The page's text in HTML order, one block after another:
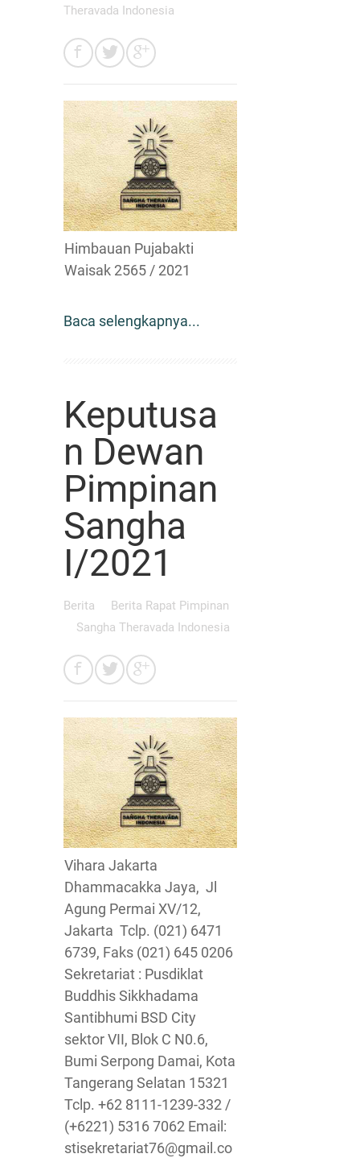
Theravada Indonesia
Himbauan Pujabakti
Waisak 2565 / 2021
Baca selengkapnya...
Keputusa
n Dewan
Pimpinan
Sangha
I/2021
Berita
Berita Rapat Pimpinan
Sangha Theravada Indonesia
Vihara Jakarta
Dhammacakka Jaya, Jl
Agung Permai XV/12,
Jakarta Tclp. (021) 6471
6739, Faks (021) 645 0206
Sekretariat : Pusdiklat
Buddhis Sikkhadama
Santibhumi BSD City
sektor VII, Blok C N0.6,
Bumi Serpong Damai, Kota
Tangerang Selatan 15321
Tclp. +62 8111-1239-332 /
(+6221) 5316 7062 Email:
stisekretariat76@gmail.co